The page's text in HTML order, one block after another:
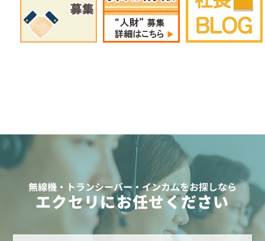
無線機・トランシーバー・インカムをお探しなら
エクセリにお任せください